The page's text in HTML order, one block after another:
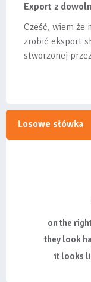
bo wiąże się...
Export z
Cześć, wiem że
zrobić eksport
stworzonej
Losowe słówka
on the
they look
it looks